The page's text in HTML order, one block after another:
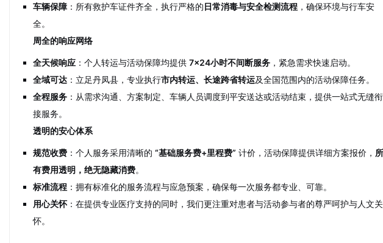
车辆保障 ：所有救护车证件齐全，执行严格的日常消毒与安全检测流程 ，确保环境与行车安
全。
周全的响应网络
全天候响应 ：个人转运与活动保障均提供 7×24小时不间断服务 ，紧急需求快速启动。
全域可达 ：立足丹凤县，专业执行市内转运、长途跨省转运及全国范围内的活动保障任务。
全程服务 ：从需求沟通、方案制定、车辆人员调度到平安送达或活动结束，提供一站式无缝衔
接服务。
透明的安心体系
规范收费 ：个人服务采用清晰的 “基础服务费+里程费” 计价，活动保障提供详细方案报价， 所
有费用透明，绝无隐藏消费。
标准流程 ：拥有标准化的服务流程与应急预案，确保每一次服务都专业、可靠。
用心关怀 ：在提供专业医疗支持的同时，我们更注重对患者与活动参与者的尊严呵护与人文关
怀。